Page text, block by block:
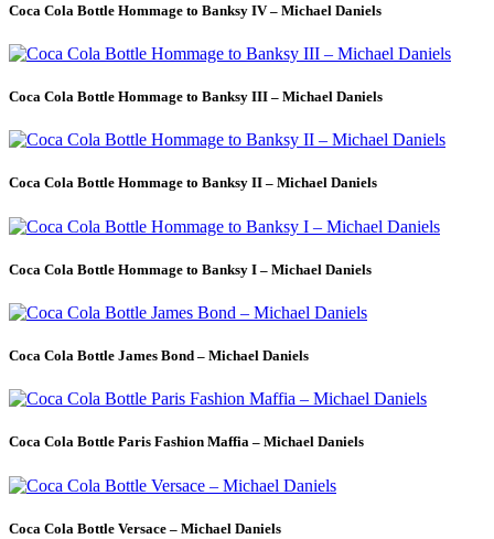
Coca Cola Bottle Hommage to Banksy IV – Michael Daniels
Coca Cola Bottle Hommage to Banksy III – Michael Daniels
Coca Cola Bottle Hommage to Banksy II – Michael Daniels
Coca Cola Bottle Hommage to Banksy I – Michael Daniels
Coca Cola Bottle James Bond – Michael Daniels
Coca Cola Bottle Paris Fashion Maffia – Michael Daniels
Coca Cola Bottle Versace – Michael Daniels